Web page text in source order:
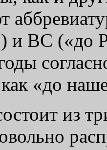
и BC («до
как «до
из